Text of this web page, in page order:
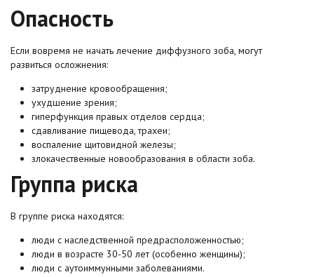
Опасность
Если вовремя не начать лечение диффузного зоба, могут
развиться осложнения:
затруднение кровообращения;
ухудшение зрения;
гиперфункция правых отделов сердца;
сдавливание пищевода, трахеи;
воспаление щитовидной железы;
злокачественные новообразования в области зоба.
Группа риска
В группе риска находятся:
люди с наследственной предрасположенностью;
люди в возрасте 30-50 лет (особенно женщины);
люди с аутоиммунными заболеваниями.